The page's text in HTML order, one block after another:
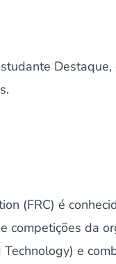
(FRC) é
competições da
Technology) e